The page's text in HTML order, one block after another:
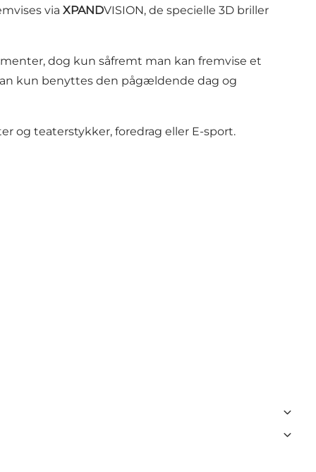
via XPANDVISION, de specielle 3D briller
dog kun såfremt man kan fremvise et
kun benyttes den pågældende dag og
og teaterstykker, foredrag eller E-sport.